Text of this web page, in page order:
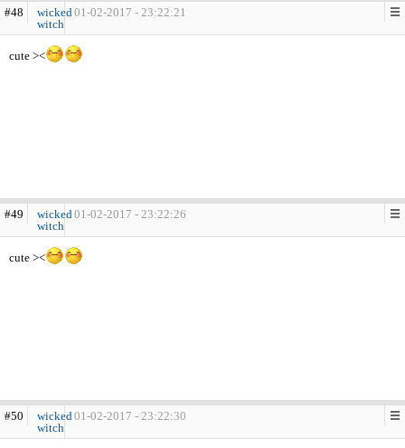
#48
wicked
witch
01-02-2017 - 23:22:21
cute ><
#49
wicked
witch
01-02-2017 - 23:22:26
cute ><
#50
wicked
witch
01-02-2017 - 23:22:30